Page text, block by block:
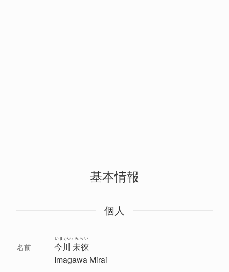
基本情報
個人
名前 今川 未徠
いまがわ みらい
Imagawa Mirai